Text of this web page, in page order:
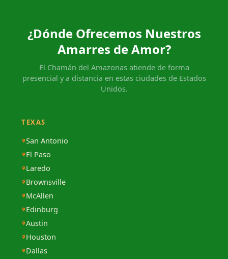
¿Dónde Ofrecemos Nuestros
Amarres de Amor?
El Chamán del Amazonas atiende de forma
presencial y a distancia en estas ciudades de Estados
Unidos.
TEXAS
San Antonio
El Paso
Laredo
Brownsville
McAllen
Edinburg
Austin
Houston
Dallas